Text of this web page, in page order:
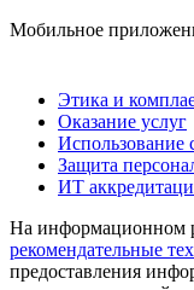
Мобильное
Этика и
Оказание услуг
Использование
Защита
ИТ
На информационном
рекомендательные
предоставления